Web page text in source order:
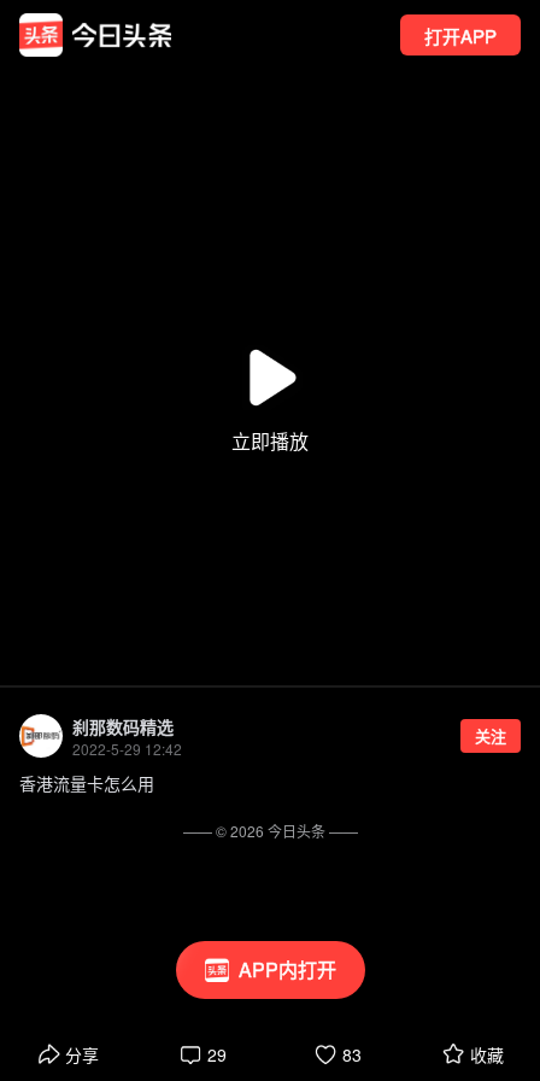
打开APP
APP内打开
刹那数码精选
2022-5-29 12:42
关注
香港流量卡怎么用
分享 29 83 收藏
—— ©2026 今日头条——